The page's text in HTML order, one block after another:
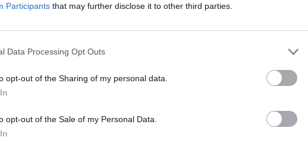
Participants that may further disclose it to other third parties.
Data Processing Opt Outs
opt-out of the Sharing of my personal data.
opt-out of the Sale of my Personal Data.